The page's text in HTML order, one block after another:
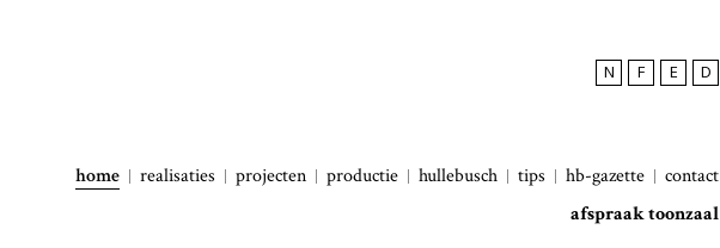
N F E D
home realisaties projecten productie hullebusch tips hb-gazette
contact
afspraak toonzaal